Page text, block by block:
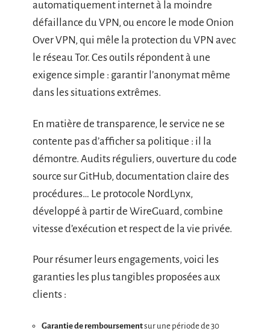
automatiquement internet à la moindre
défaillance du VPN, ou encore le mode Onion
Over VPN, qui mêle la protection du VPN avec
le réseau Tor. Ces outils répondent à une
exigence simple : garantir l’anonymat même
dans les situations extrêmes.
En matière de transparence, le service ne se
contente pas d’afficher sa politique : il la
démontre. Audits réguliers, ouverture du code
source sur GitHub, documentation claire des
procédures… Le protocole NordLynx,
développé à partir de WireGuard, combine
vitesse d’exécution et respect de la vie privée.
Pour résumer leurs engagements, voici les
garanties les plus tangibles proposées aux
clients :
Garantie de remboursementsur une période de 30